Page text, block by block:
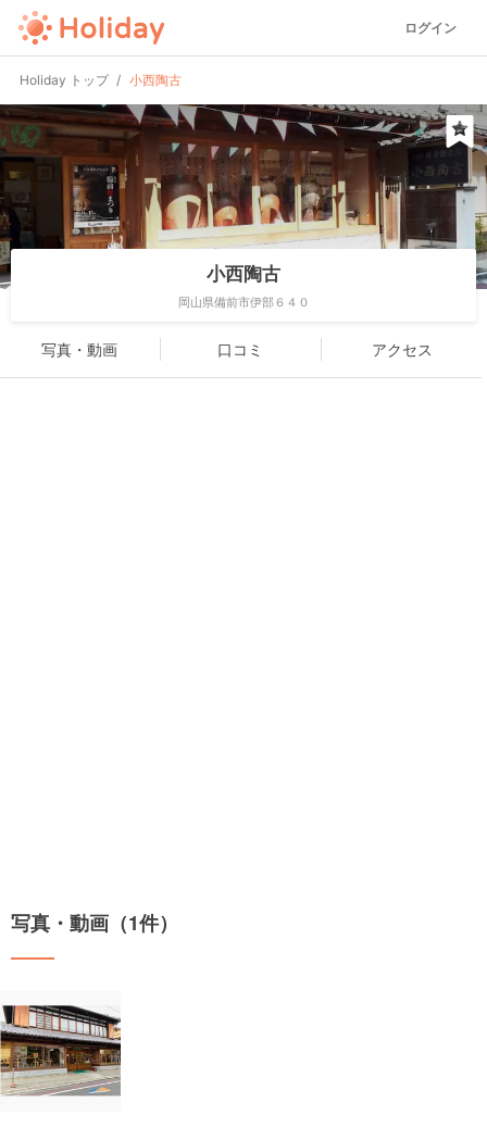
ログイン
Holiday トップ 小西陶古
小西陶古
岡山県備前市伊部６４０
写真・動画 口コミ アクセス
写真・動画（1件）